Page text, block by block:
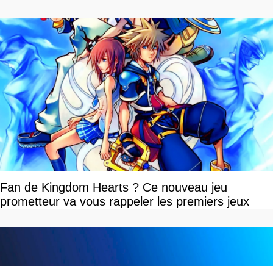
Fan de Kingdom Hearts ? Ce nouveau jeu
prometteur va vous rappeler les premiers jeux